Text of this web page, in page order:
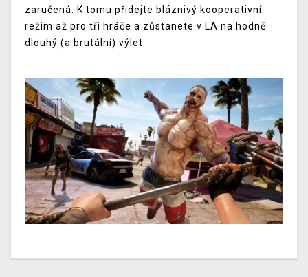
zaručená. K tomu přidejte bláznivý kooperativní
režim až pro tři hráče a zůstanete v LA na hodně
dlouhý (a brutální) výlet.